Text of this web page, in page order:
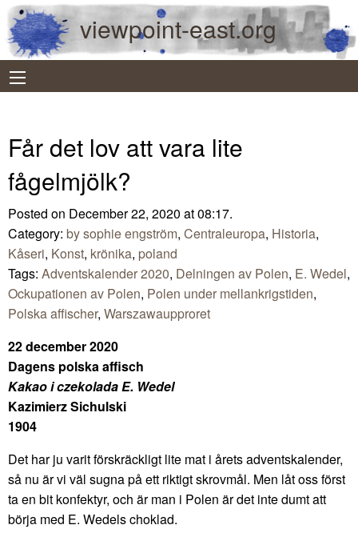
viewpoint-east.org
Får det lov att vara lite
fågelmjölk?
Posted on December 22, 2020 at 08:17.
Category: by sophie engström, Centraleuropa, Historia,
Kåseri, Konst, krönika, poland
Tags: Adventskalender 2020, Delningen av Polen, E. Wedel,
Ockupationen av Polen, Polen under mellankrigstiden,
Polska affischer, Warszawaupproret
22 december 2020
Dagens polska affisch
Kakao i czekolada E. Wedel
Kazimierz Sichulski
1904
Det har ju varit förskräckligt lite mat i årets adventskalender,
så nu är vi väl sugna på ett riktigt skrovmål. Men låt oss först
ta en bit konfektyr, och är man i Polen är det inte dumt att
börja med E. Wedels choklad.